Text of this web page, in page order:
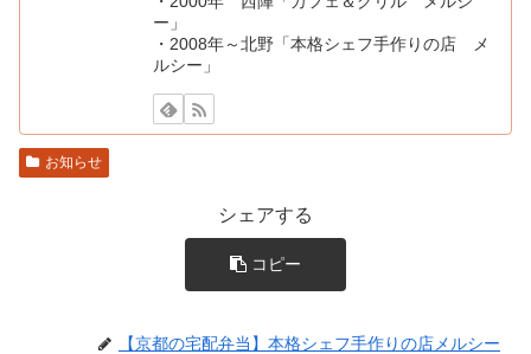
ー」
・2008年～北野「本格シェフ手作りの店 メ
ルシー」
お知らせ
シェアする
コピー
【京都の宅配弁当】本格シェフ手作りの店メルシー